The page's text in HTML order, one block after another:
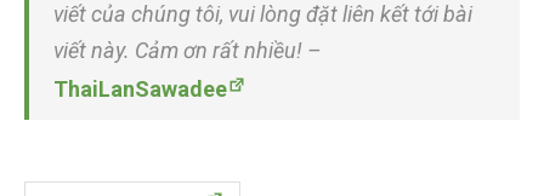
viết của chúng tôi, vui lòng đặt liên kết tới bài
viết này. Cảm ơn rất nhiều! –
ThaiLanSawadee